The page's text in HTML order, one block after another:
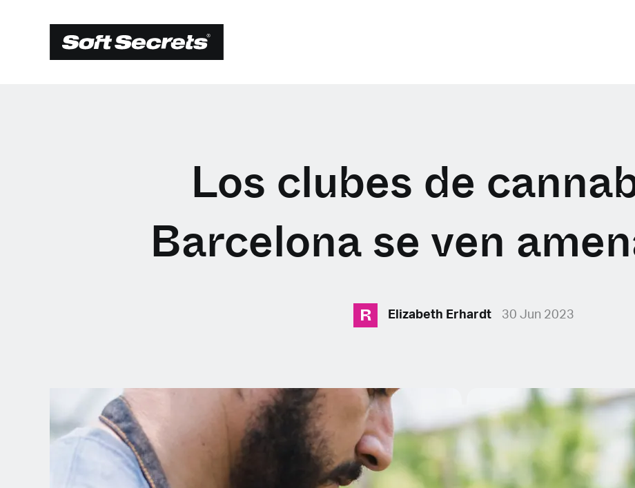
ELIGE TU
UBICACIÓN
Los clubes de
Barcelona se ven
R Elizabeth Erhardt 30 Jun 2023